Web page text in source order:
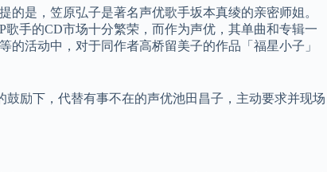
是，笠原弘子是著名声优歌手坂本真绫的亲密师姐。
手的CD市场十分繁荣，而作为声优，其单曲和专辑一
活动中，对于同作者高桥留美子的作品「福星小子」
励下，代替有事不在的声优池田昌子，主动要求并现场